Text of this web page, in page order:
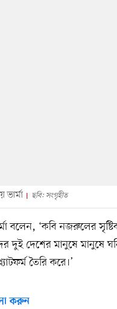
ভার্মা ছবি: সংগৃহীত
বলেন, ‘কবি নজরুলের
দুই দেশের মানুষে মানুষে
তৈরি করে।’
করুন